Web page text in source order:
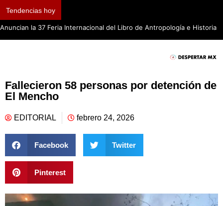
Tendencias hoy
Anuncian la 37 Feria Internacional del Libro de Antropología e Historia
Fallecieron 58 personas por detención de
El Mencho
EDITORIAL febrero 24, 2026
Facebook Twitter
Pinterest